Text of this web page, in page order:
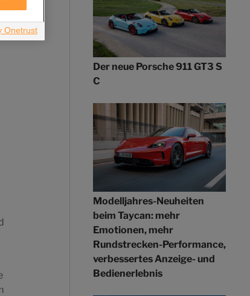
Der neue Porsche 911 GT3 S
C
Modelljahres-Neuheiten
beim Taycan: mehr
Emotionen, mehr
Rundstrecken-Performance,
verbessertes Anzeige- und
Bedienerlebnis